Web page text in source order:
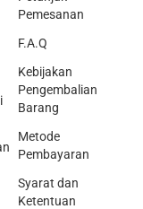
Pemesanan
F.A.Q
Kebijakan
Pengembalian
Barang
Metode
Pembayaran
Syarat dan
Ketentuan